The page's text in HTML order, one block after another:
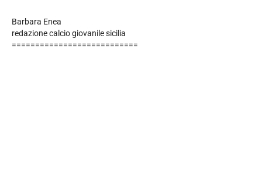
Barbara Enea
redazione calcio giovanile sicilia
===========================